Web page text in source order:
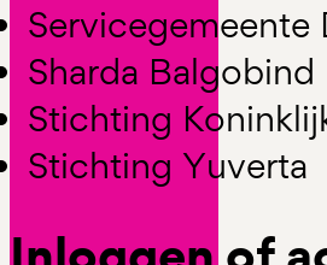
Servicegemeente
Sharda Balgobind
Stichting
Stichting Yuverta